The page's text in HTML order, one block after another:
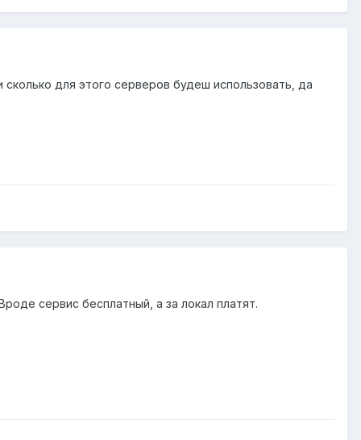
для этого серверов будеш использовать, да
сервис бесплатный, а за локал платят.